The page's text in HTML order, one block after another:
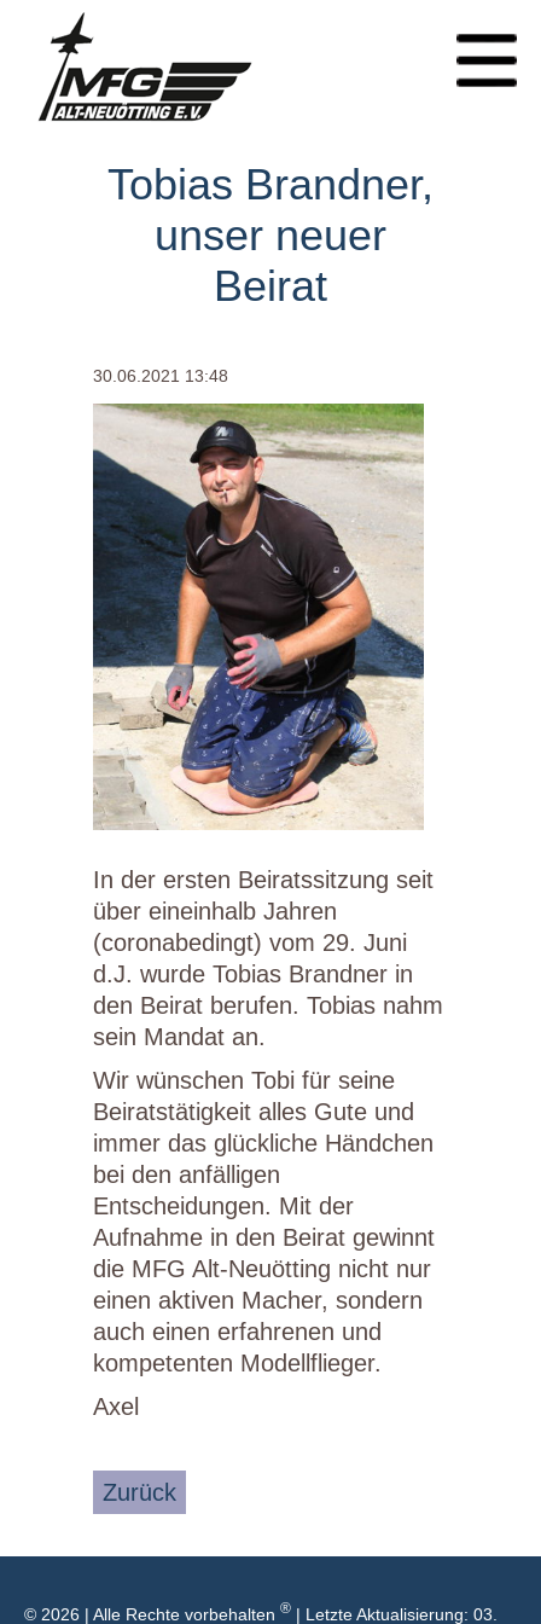
Tobias Brandner,
unser neuer
Beirat
30.06.2021 13:48
In der ersten Beiratssitzung seit
über eineinhalb Jahren
(coronabedingt) vom 29. Juni
d.J. wurde Tobias Brandner in
den Beirat berufen. Tobias nahm
sein Mandat an.
Wir wünschen Tobi für seine
Beiratstätigkeit alles Gute und
immer das glückliche Händchen
bei den anfälligen
Entscheidungen. Mit der
Aufnahme in den Beirat gewinnt
die MFG Alt-Neuötting nicht nur
einen aktiven Macher, sondern
auch einen erfahrenen und
kompetenten Modellflieger.
Axel
Zurück
© 2026 | Alle Rechte vorbehalten ®| Letzte Aktualisierung: 03.